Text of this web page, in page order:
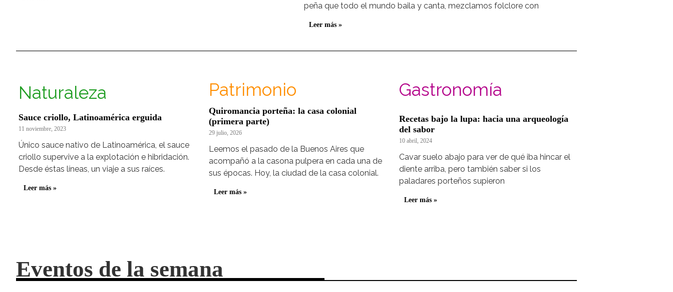
peña que todo el mundo baila y canta, mezclamos folclore con
Leer más »
Naturaleza
Sauce criollo, Latinoamérica erguida
11 noviembre, 2023
Único sauce nativo de Latinoamérica, el sauce
criollo supervive a la explotación e hibridación.
Desde éstas líneas, un viaje a sus raíces.
Leer más »
Patrimonio
Quiromancia porteña: la casa colonial
(primera parte)
29 julio, 2026
Leemos el pasado de la Buenos Aires que
acompañó a la casona pulpera en cada una de
sus épocas. Hoy, la ciudad de la casa colonial.
Leer más »
Gastronomía
Recetas bajo la lupa: hacia una arqueología
del sabor
10 abril, 2024
Cavar suelo abajo para ver de qué iba hincar el
diente arriba, pero también saber si los
paladares porteños supieron
Leer más »
Eventos de la semana